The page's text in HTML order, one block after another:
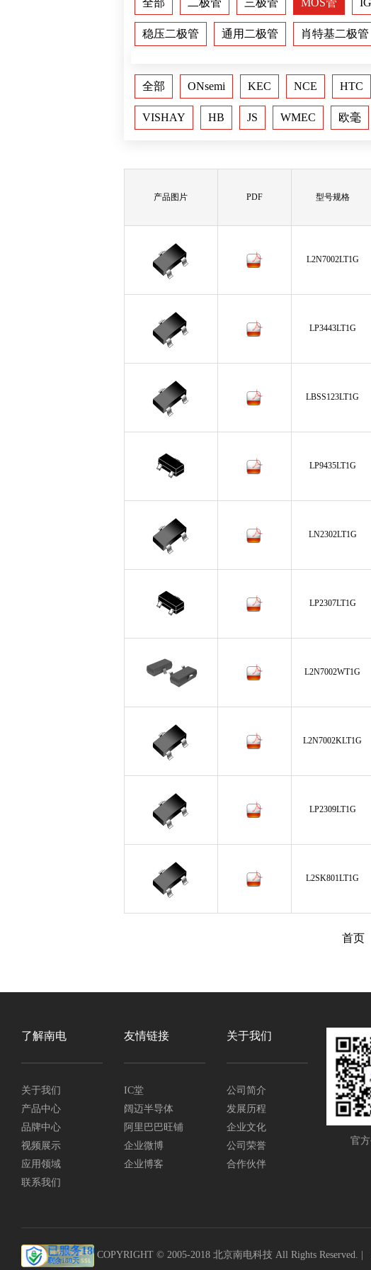
全部 二极管 三极管 MOS管
稳压二极管 通用二极管 肖特基二极管
全部 ONsemi KEC NCE HTC
VISHAY HB JS WMEC 欧毫
产品图片 PDF 型号规格
L2N7002LT1G
LP3443LT1G
LBSS123LT1G
LP9435LT1G
LN2302LT1G
LP2307LT1G
L2N7002WT1G
L2N7002KLT1G
LP2309LT1G
L2SK801LT1G
首页
了解南电
关于我们
产品中心
品牌中心
视频展示
应用领域
联系我们
友情链接
IC堂
阔迈半导体
阿里巴巴旺铺
企业微博
企业博客
关于我们
公司简介
发展历程
企业文化
公司荣誉
合作伙伴
官
COPYRIGHT © 2005-2018 北京南电科技 All Rights Reserved. |